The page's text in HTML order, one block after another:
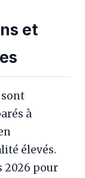
et
à
élevés.
2026 pour